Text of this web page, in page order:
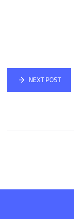
NEXT POST